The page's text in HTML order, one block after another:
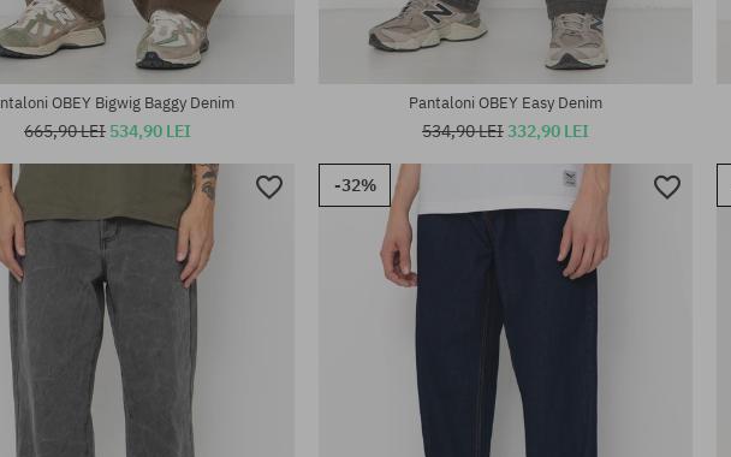
OBEY Bigwig Baggy Denim
665,90 LEI 534,90 LEI
Pantaloni OBEY Easy Denim
534,90 LEI332,90 LEI
-32%